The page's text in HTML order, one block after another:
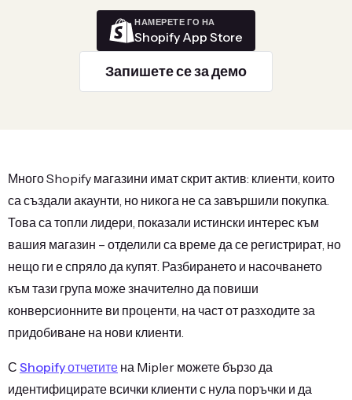
НАМЕРЕТЕ ГО НА
Shopify App Store
Запишете се за демо
Много Shopify магазини имат скрит актив: клиенти, които
са създали акаунти, но никога не са завършили покупка.
Това са топли лидери, показали истински интерес към
вашия магазин – отделили са време да се регистрират, но
нещо ги е спряло да купят. Разбирането и насочването
към тази група може значително да повиши
конверсионните ви проценти, на част от разходите за
придобиване на нови клиенти.
С Shopify отчетите на Mipler можете бързо да
идентифицирате всички клиенти с нула поръчки и да